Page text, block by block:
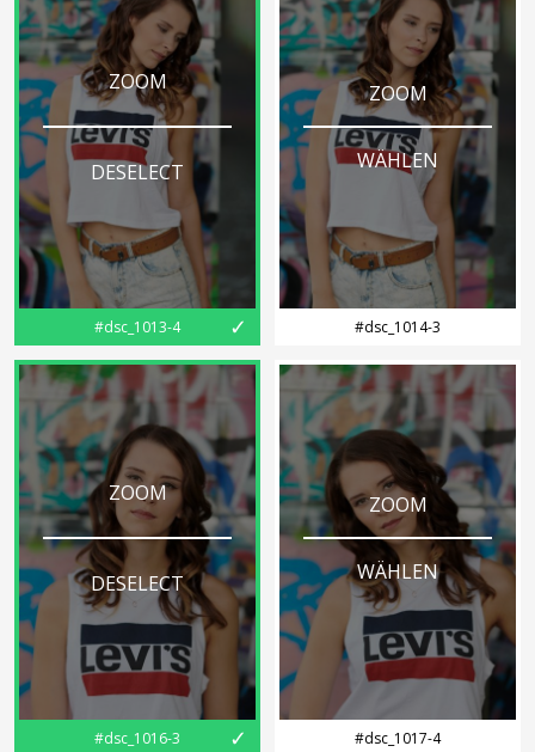
ZOOM
DESELECT
✓
#dsc_1013-4
ZOOM
WÄHLEN
#dsc_1014-3
ZOOM
DESELECT
✓
#dsc_1016-3
ZOOM
WÄHLEN
#dsc_1017-4